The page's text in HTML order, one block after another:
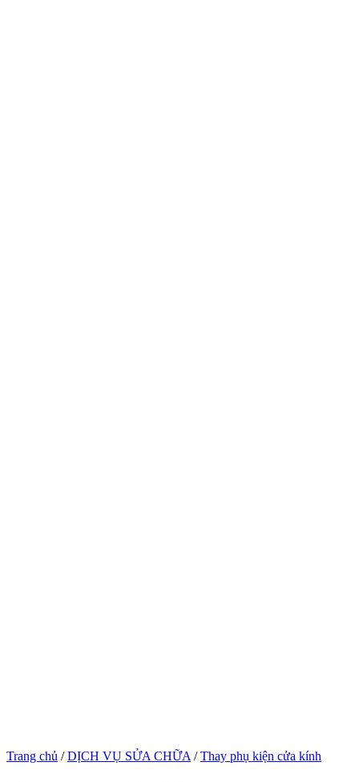
Trang chủ / DỊCH VỤ SỬA CHỮA / Thay phụ kiện cửa kính